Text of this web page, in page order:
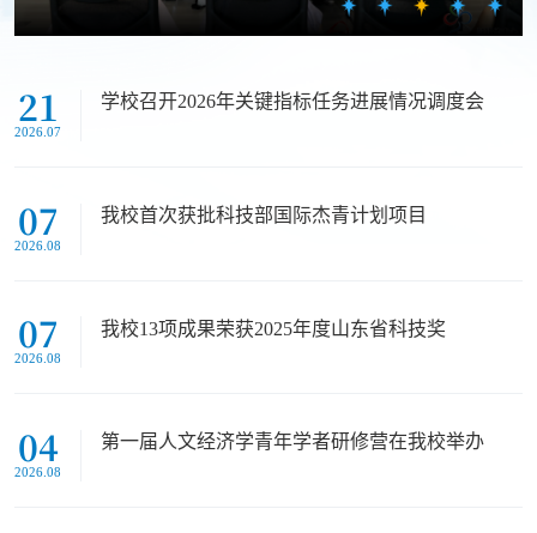
21
2026.07
学校召开2026年关键指标任务进展情况调度会
07
2026.08
我校首次获批科技部国际杰青计划项目
07
2026.08
我校13项成果荣获2025年度山东省科技奖
04
2026.08
第一届人文经济学青年学者研修营在我校举办